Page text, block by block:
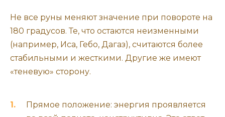
Не все руны меняют значение при повороте на
180 градусов. Те, что остаются неизменными
(например, Иса, Гебо, Дагаз), считаются более
стабильными и жесткими. Другие же имеют
«теневую» сторону.
Прямое положение: энергия проявляется